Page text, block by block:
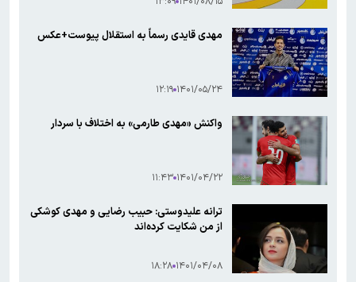
مهدی قایدی رسماً به استقلال پیوست+عکس
۱۴۰۱/۰۵/۲۴ ۱۲:۱۹
واکنش «مهدی طارمی» به اختلاف با سردار
۱۴۰۱/۰۴/۲۲ ۱۱:۴۳
ترانه علیدوستی: حبیب رضایی ‌و مهدی کوشکی
از من شکایت کرده‌اند
۱۴۰۱/۰۴/۰۸ ۱۸:۲۸